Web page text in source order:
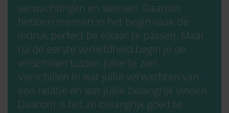
verwachtingen en wensen. Daarom
hebben mensen in het begin vaak de
indruk perfect bij elkaar te passen. Maar
na de eerste verliefdheid begin je de
verschillen tussen jullie te zien.
Verschillen in wat jullie verwachten van
een relatie en wat jullie belangrijk vinden.
Daarom is het zo belangrijk goed te